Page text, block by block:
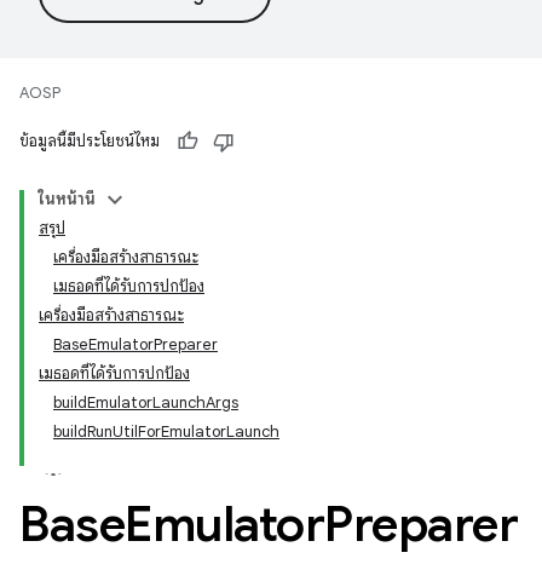
AOSP
ข้อมูลนี้มีประโยชน์ไหม
ในหน้านี้
สรุป
เครื่องมือสร้างสาธารณะ
เมธอดที่ได้รับการปกป้อง
เครื่องมือสร้างสาธารณะ
BaseEmulatorPreparer
เมธอดที่ได้รับการปกป้อง
buildEmulatorLaunchArgs
buildRunUtilForEmulatorLaunch
BaseEmulatorPreparer